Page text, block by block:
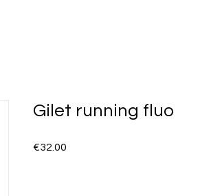
Gilet running fluo
€32.00